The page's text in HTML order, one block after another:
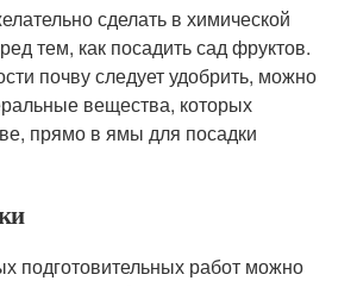
сделать в химической
тем, как посадить сад фруктов.
почву следует удобрить, можно
вещества, которых
прямо в ямы для посадки
подготовительных работ можно